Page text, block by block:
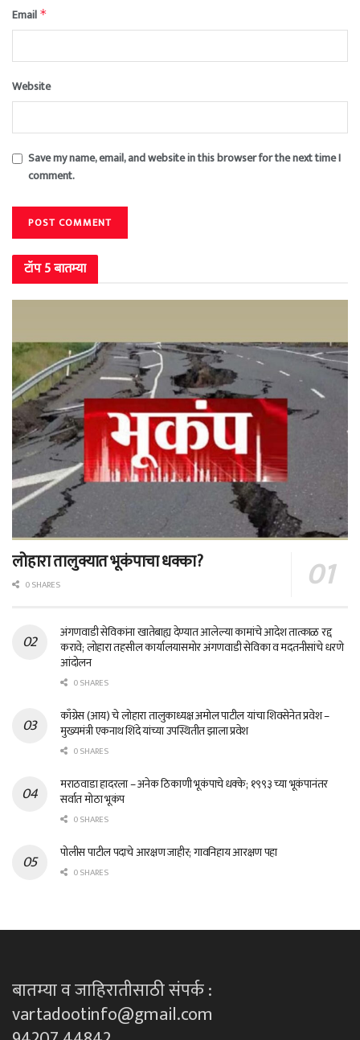
Email *
Website
Save my name, email, and website in this browser for the next time I
comment.
टॉप 5 बातम्या
लोहारा तालुक्यात भूकंपाचा धक्का?
0 SHARES
अंगणवाडी सेविकांना खातेबाह्य देण्यात आलेल्या कामांचे आदेश तात्काळ रद्द
करावे; लोहारा तहसील कार्यालयासमोर अंगणवाडी सेविका व मदतनीसांचे धरणे
आंदोलन
0 SHARES
काँग्रेस (आय) चे लोहारा तालुकाध्यक्ष अमोल पाटील यांचा शिवसेनेत प्रवेश –
मुख्यमंत्री एकनाथ शिंदे यांच्या उपस्थितीत झाला प्रवेश
0 SHARES
मराठवाडा हादरला – अनेक ठिकाणी भूकंपाचे धक्के; १९९३ च्या भूकंपानंतर
सर्वात मोठा भूकंप
0 SHARES
पोलीस पाटील पदाचे आरक्षण जाहीर; गावनिहाय आरक्षण पहा
0 SHARES
बातम्या व जाहिरातीसाठी संपर्क :
vartadootinfo@gmail.com